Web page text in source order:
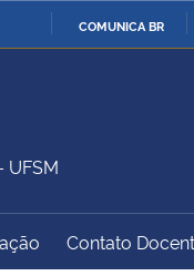
COMUNICA BR
da Defesa
do
UFSM
Contato